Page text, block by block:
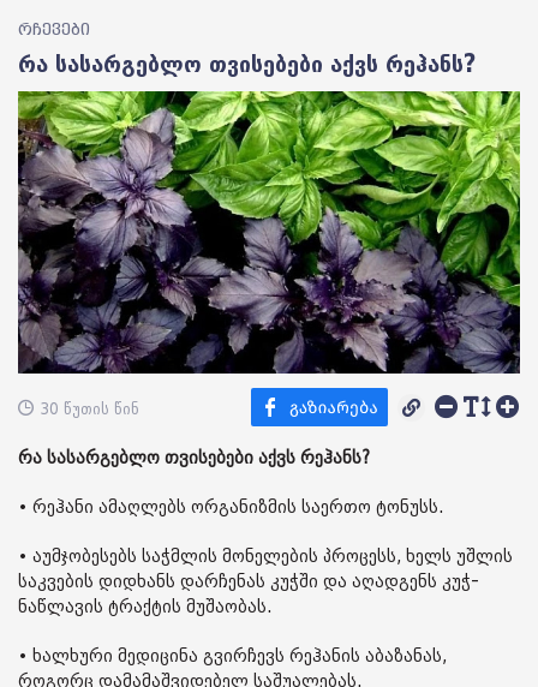
რჩევები
რა სასარგებლო თვისებები აქვს რეჰანს?
30 წუთის წინ
რა სასარგებლო თვისებები აქვს რეჰანს?
• რეჰანი ამაღლებს ორგანიზმის საერთო ტონუსს.
• აუმჯობესებს საჭმლის მონელების პროცესს, ხელს უშლის
საკვების დიდხანს დარჩენას კუჭში და აღადგენს კუჭ-
ნაწლავის ტრაქტის მუშაობას.
• ხალხური მედიცინა გვირჩევს რეჰანის აბაზანას,
როგორც დამამაშვიდებელ საშუალებას.